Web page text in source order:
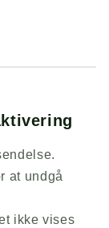
at undgå
ikke vises